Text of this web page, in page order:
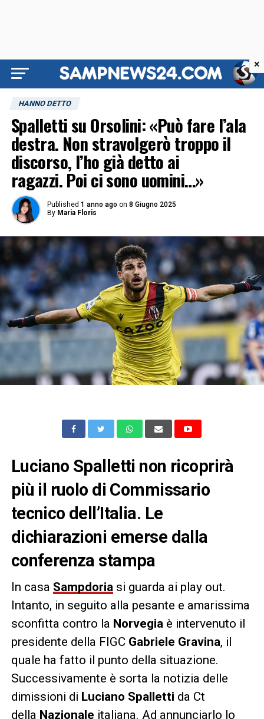
HANNO DETTO
Spalletti su Orsolini: «Può fare l’ala
destra. Non stravolgerò troppo il
discorso, l’ho già detto ai
ragazzi. Poi ci sono uomini…»
Published 1 anno ago on 8 Giugno 2025
By Maria Floris
Luciano Spalletti non ricoprirà
più il ruolo di Commissario
tecnico dell’Italia. Le
dichiarazioni emerse dalla
conferenza stampa
In casa Sampdoriasi guarda ai play out.
Intanto, in seguito alla pesante e amarissima
sconfitta contro la Norvegiaè intervenuto il
presidente della FIGC Gabriele Gravina, il
quale ha fatto il punto della situazione.
Successivamente è sorta la notizia delle
dimissioni di Luciano Spalletti da Ct
della Nazionale italiana. Ad annunciarlo lo
×